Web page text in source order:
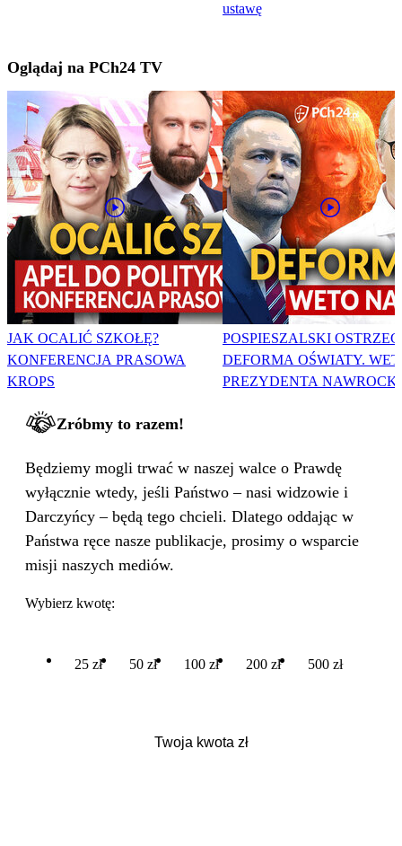
ustawę
Oglądaj na PCh24 TV
JAK OCALIĆ SZKOŁĘ?
KONFERENCJA PRASOWA
KROPS
POSPIESZALSKI
DEFORMA OŚWIATY.
PREZYDENTA
Zróbmy to razem!
Będziemy mogli trwać w naszej walce o Prawdę
wyłącznie wtedy, jeśli Państwo – nasi widzowie i
Darczyńcy – będą tego chcieli. Dlatego oddając w
Państwa ręce nasze publikacje, prosimy o wsparcie
misji naszych mediów.
Wybierz kwotę:
25 zł 50 zł 100 zł 200 zł 500 zł